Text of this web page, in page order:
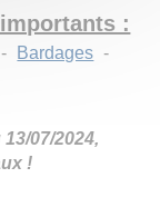
:
- Bardages -
07/2024,
!